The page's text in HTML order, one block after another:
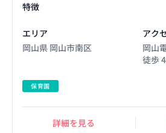
特徴
エリア
岡山県 岡山市南区
アク
岡山
徒歩
保育園
詳細を見る